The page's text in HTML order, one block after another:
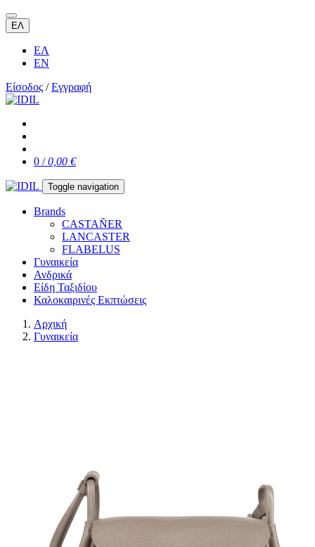
ΕΛ
ΕΛ
EN
Είσοδος /Εγγραφή
0 /0,00 €
Toggle navigation
Brands
CASTAÑER
LANCASTER
FLABELUS
Γυναικεία
Ανδρικά
Είδη Ταξιδίου
Καλοκαιρινές Εκπτώσεις
Αρχική
Γυναικεία